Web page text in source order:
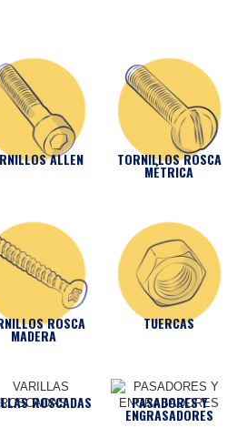
ALLEN TORNILLOS ROSCA
MÉTRICA
ROSCA
MADERA
TUERCAS
ROSCADAS
PASADORES Y
ENGRASADORES